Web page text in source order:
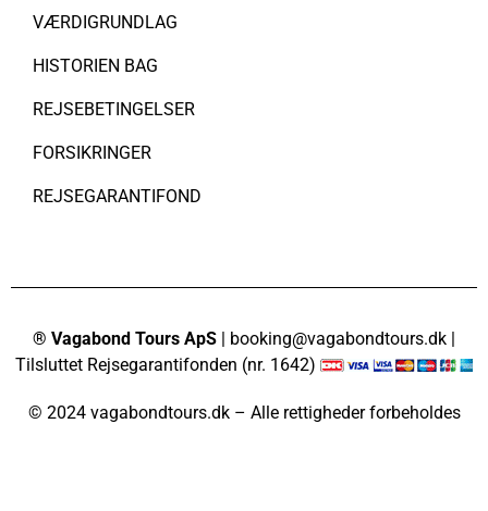
VÆRDIGRUNDLAG
HISTORIEN BAG
REJSEBETINGELSER
FORSIKRINGER
REJSEGARANTIFOND
® Vagabond Tours ApS | booking@vagabondtours.dk |
Tilsluttet Rejsegarantifonden (nr. 1642)
© 2024 vagabondtours.dk – Alle rettigheder forbeholdes